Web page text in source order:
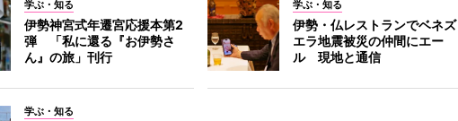
学ぶ・知る
伊勢神宮式年遷宮応援本第2
弾 「私に還る『お伊勢さ
ん』の旅」刊行
学ぶ・知る
伊勢・仏レストランでベネズ
エラ地震被災の仲間にエー
ル 現地と通信
学ぶ・知る